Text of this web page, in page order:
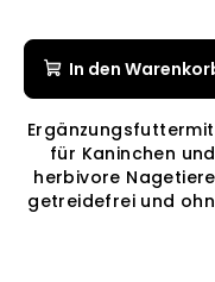
von
5
Sternen.
In den
für Kaninchen und
herbivore
getreidefrei und